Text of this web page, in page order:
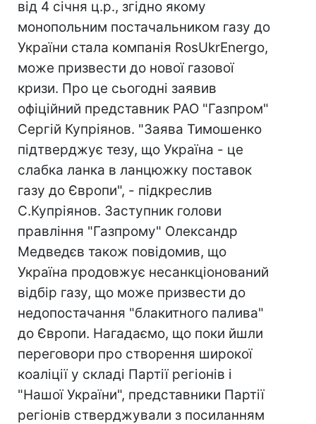
від 4 січня ц.р., згідно якому
монопольним постачальником газу до
України стала компанія RosUkrEnergo,
може призвести до нової газової
кризи. Про це сьогодні заявив
офіційний представник РАО "Газпром"
Сергій Купріянов. "Заява Тимошенко
підтверджує тезу, що Україна - це
слабка ланка в ланцюжку поставок
газу до Європи", - підкреслив
С.Купріянов. Заступник голови
правління "Газпрому" Олександр
Медведєв також повідомив, що
Україна продовжує несанкціонований
відбір газу, що може призвести до
недопостачання "блакитного палива"
до Європи. Нагадаємо, що поки йшли
переговори про створення широкої
коаліції у складі Партії регіонів і
"Нашої України", представники Партії
регіонів стверджували з посиланням